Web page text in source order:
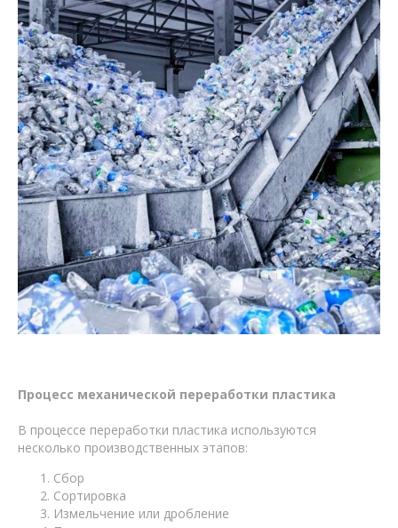
Процесс механической переработки пластика
В процессе переработки пластика используются
несколько производственных этапов:
Сбор
Сортировка
Измельчение или дробление